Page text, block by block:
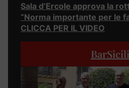
Sala d’Ercole approva la
“Norma importante per le
CLICCA PER IL VIDEO